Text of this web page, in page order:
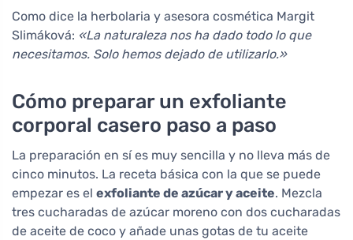
Como dice la herbolaria y asesora cosmética Margit
Slimáková: «La naturaleza nos ha dado todo lo que
necesitamos. Solo hemos dejado de utilizarlo.»
Cómo preparar un exfoliante
corporal casero paso a paso
La preparación en sí es muy sencilla y no lleva más de
cinco minutos. La receta básica con la que se puede
empezar es el exfoliante de azúcar y aceite. Mezcla
tres cucharadas de azúcar moreno con dos cucharadas
de aceite de coco y añade unas gotas de tu aceite